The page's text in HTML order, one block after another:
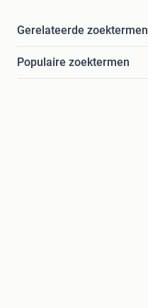
Gerelateerde zoektermen
Populaire zoektermen